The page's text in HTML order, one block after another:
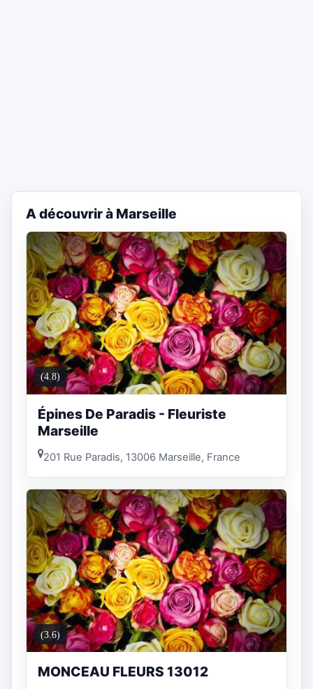
A découvrir à Marseille
(4.8)
Épines De Paradis - Fleuriste
Marseille
201 Rue Paradis, 13006 Marseille, France
(3.6)
MONCEAU FLEURS 13012